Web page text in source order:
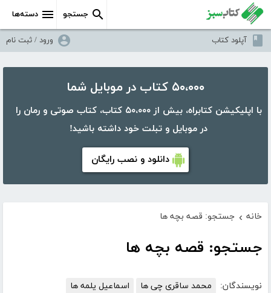
دسته‌ها جستجو
آپلود کتاب ورود / ثبت نام
۵۰،۰۰۰ کتاب در موبایل شما
با اپلیکیشن کتابراه، بیش از ۵۰،۰۰۰ کتاب، کتاب صوتی و رمان را
در موبایل و تبلت خود داشته باشید!
دانلود و نصب رایگان
خانه › جستجو: قصه بچه ها
جستجو: قصه بچه ها
نویسندگان: محمد ساقری چی ها اسماعیل یلمه ها